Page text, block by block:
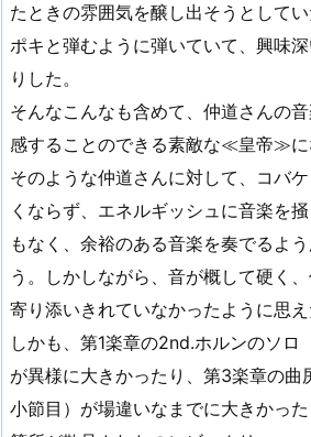
たときの雰囲気を醸し出そうとして
ポキと弾むように弾いていて、興味
りした。
そんなこんなも含めて、仲道さんの
感することのできる素敵な≪皇帝≫に
そのような仲道さんに対して、コバ
くならず、エネルギッシュに音楽を
もなく、余裕のある音楽を奏でるよ
う。しかしながら、音が概して硬く
寄り添いきれていなかったように思え
しかも、第1楽章の2nd.ホルンのソ
が異様に大きかったり、第3楽章の
小節目）が場違いなまでに大きかっ